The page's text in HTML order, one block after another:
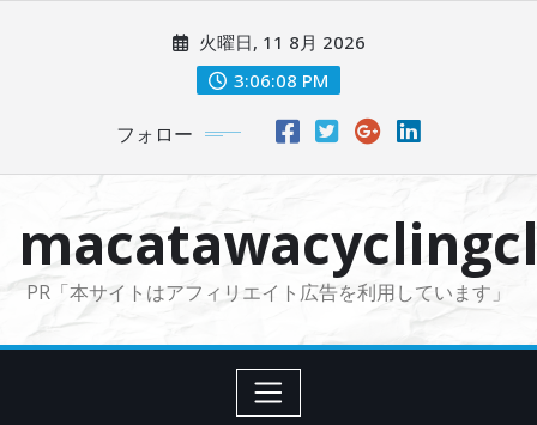
に
火曜日, 11 8月 2026
3:06:09 PM
フォロー
PR「本サイトはアフィリエイト広告を利用しています」